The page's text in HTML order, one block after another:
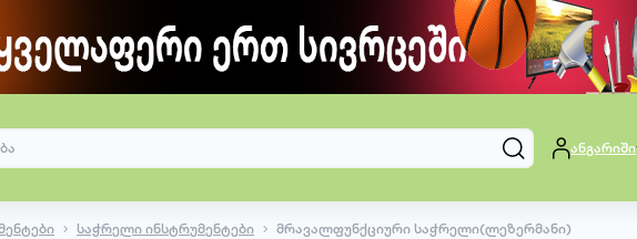
ანგარიში
საჭრელი ინსტრუმენტები მრავალფუნქციური საჭრელი(ლეზერმანი)